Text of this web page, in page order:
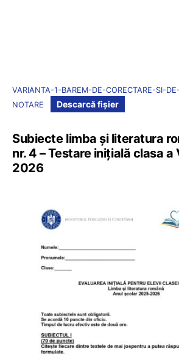
VARIANTA-1-BAREM-DE-CORECTARE-SI-DE-
NOTARE
Descarcă fișier
Subiecte limba și literatura
nr. 4 – Testare inițială clasa
2026